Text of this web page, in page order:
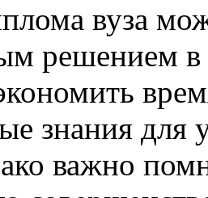
вуза
решением в
знания для
важно